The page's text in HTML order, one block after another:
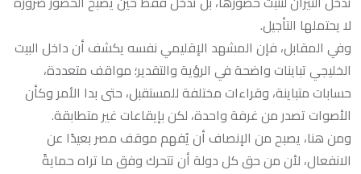
لا يحتملها التأجيل.
وفي المقابل، فإن المشهد الإقليمي نفسه يكشف أن داخل البيت
الخليجي تباينات واضحة في الرؤية والتقدير؛ مواقف متعددة،
حسابات متباينة، وقراءات مختلفة للمستقبل، حتى بدا الأمر وكأن
الأصوات تصدر من غرفة واحدة، لكن بإيقاعات غير متطابقة.
ومن هنا، يصبح من الإنصاف أن يُفهم موقف مصر بعيدًا عن
الانفعال، لأن من حق كل دولة أن تتحرك وفق ما تراه حمايةً